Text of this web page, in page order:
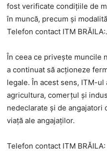
fost verificate condițiile de
în muncă, precum și
Telefon contact ITM BRĂILA:.
În ceea ce privește muncile
a continuat să acționeze
legale. În acest sens, ITM-
agricultura, comerțul și
nedeclarate și de
viață ale angajaților.
Telefon contact ITM